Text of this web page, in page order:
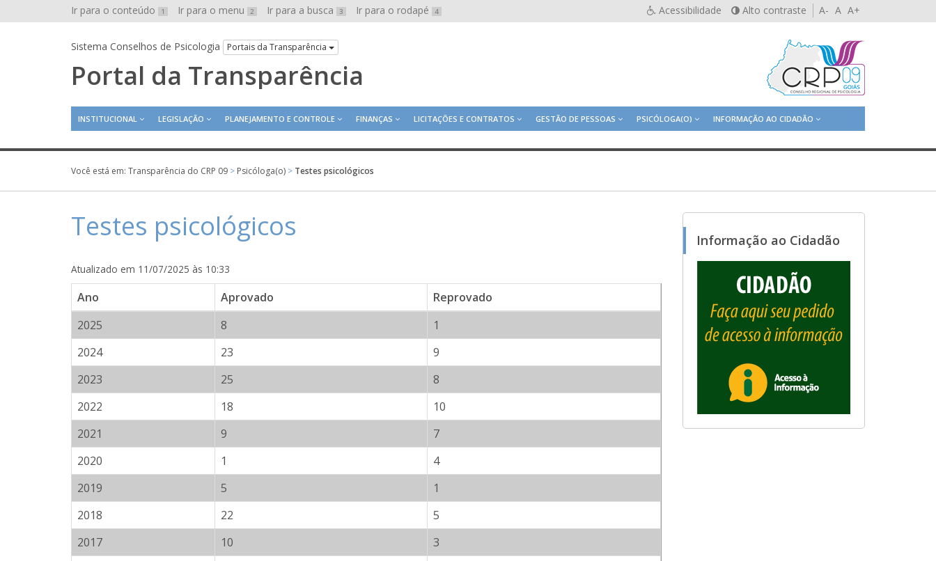
Ir para o conteúdo 1 Ir para o menu 2 Ir para a busca 3 Ir para o rodapé 4 Acessibilidade Alto contraste A- A A+
Sistema Conselhos de Psicologia Portais da Transparência
Portal da Transparência
INSTITUCIONAL LEGISLAÇÃO PLANEJAMENTO E CONTROLE FINANÇAS LICITAÇÕES E CONTRATOS GESTÃO DE PESSOAS PSICÓLOGA(O) INFORMAÇÃO AO CIDADÃO
Você está em: Transparência do CRP 09 > Psicóloga(o) > Testes psicológicos
Testes psicológicos
Atualizado em 11/07/2025 às 10:33
Ano Aprovado
Reprovado
2025
8
1
2024
23
9
2023
25
8
2022
18
10
2021
9
7
2020
1
4
2019
5
1
2018
22
5
2017
10
3
Informação ao Cidadão